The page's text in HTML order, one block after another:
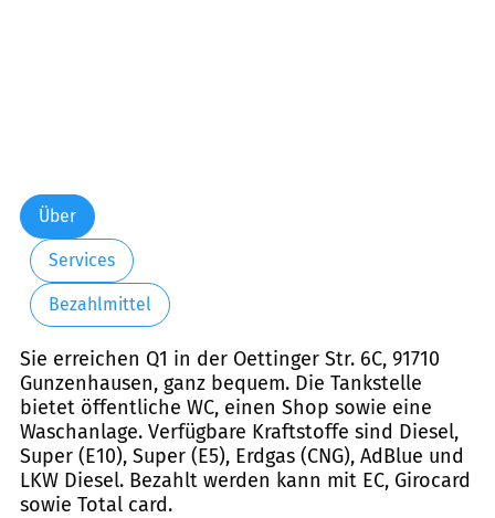
Über
Services
Bezahlmittel
Sie erreichen Q1 in der Oettinger Str. 6C, 91710
Gunzenhausen, ganz bequem. Die Tankstelle
bietet öffentliche WC, einen Shop sowie eine
Waschanlage. Verfügbare Kraftstoffe sind Diesel,
Super (E10), Super (E5), Erdgas (CNG), AdBlue und
LKW Diesel. Bezahlt werden kann mit EC, Girocard
sowie Total card.